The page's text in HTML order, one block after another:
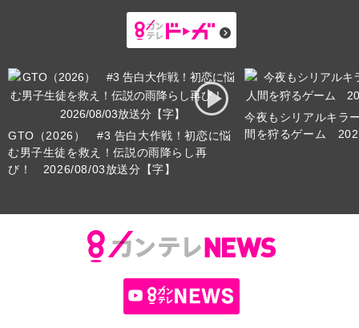
GTO（2026） #3 告白大作戦！初恋に悩
む男子生徒を救え！伝説の雨降らし再
び！ 2026/08/03放送分【字】
今夜もシリアルキラ
間を狩るゲーム